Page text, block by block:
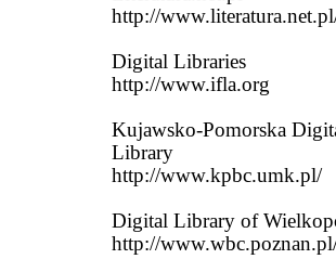
http://
Digital Libraries
http://www.ifla.org
Kujawsko-Pomorska
Library
http://www.kpbc.umk.pl/
Digital Library of
http://